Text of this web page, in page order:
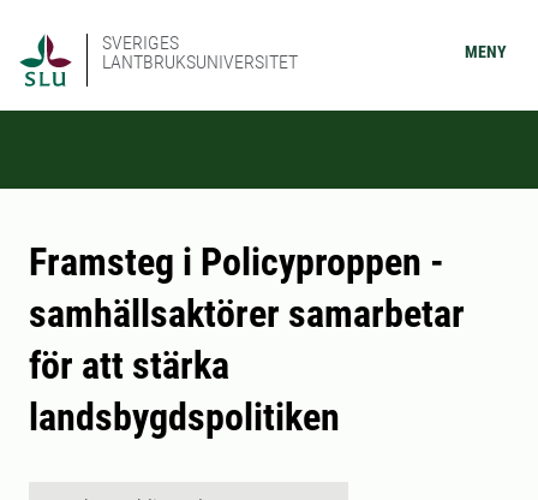
SVERIGES
LANTBRUKSUNIVERSITET
MENY
Framsteg i Policyproppen -
samhällsaktörer samarbetar
för att stärka
landsbygdspolitiken